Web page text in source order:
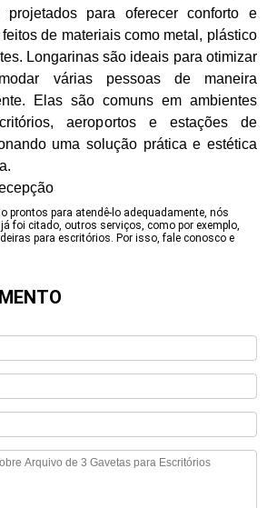
projetados para oferecer conforto e
de materiais como metal, plástico
Longarinas são ideais para otimizar
várias pessoas de maneira
Elas são comuns em ambientes
aeroportos e estações de
uma solução prática e estética
prontos para atendê-lo adequadamente, nós
foi citado, outros serviços, como por exemplo,
para escritórios. Por isso, fale conosco e